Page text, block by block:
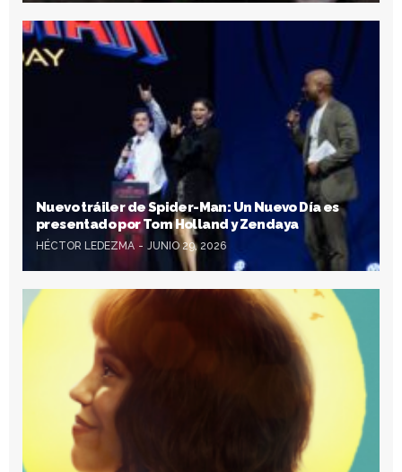
Nuevo tráiler de Spider-Man: Un Nuevo Día es
presentado por Tom Holland y Zendaya
HÉCTOR LEDEZMA JUNIO 29, 2026